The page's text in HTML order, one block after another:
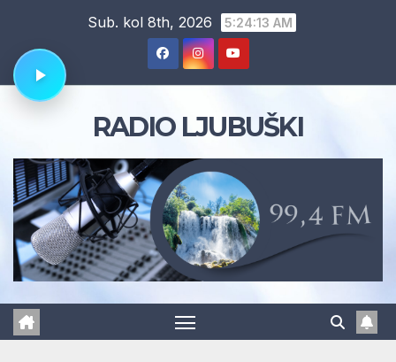
content
Sub. kol 8th, 2026 5:24:13 AM
RADIO LJUBUŠKI